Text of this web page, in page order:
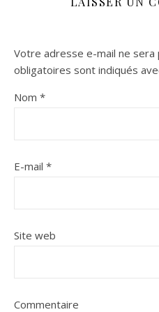
Votre adresse e-mail ne sera
obligatoires sont indiqués
Nom *
E-mail *
Site web
Commentaire